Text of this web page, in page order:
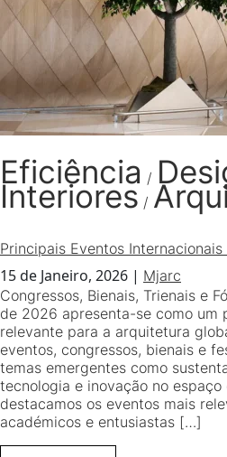
Eficiência /
Interiores /
Principais Eventos
15 de Janeiro, 2026 | Mjarc
Congressos, Bienais, Trienais e
de 2026 apresenta-se como um
relevante para a arquitetura
eventos, congressos, bienais e
temas emergentes como
tecnologia e inovação no espaço
destacamos os eventos mais
académicos e entusiastas […]